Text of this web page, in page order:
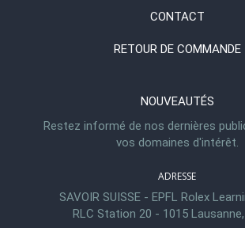
CONTACT
RETOUR DE COMMANDE
NOUVEAUTÉS
Restez informé de nos dernières
vos domaines d'intérêt.
ADRESSE
SAVOIR SUISSE - EPFL Rolex
RLC Station 20 - 1015